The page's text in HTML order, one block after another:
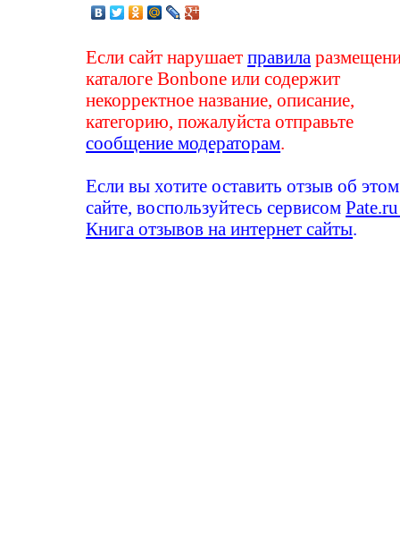
Если сайт нарушаетправила
каталоге Bonbone или содержит
некорректное название, описание,
категорию, пожалуйста отправьте
сообщение модераторам
Если вы хотите оставить отзыв об этом
сайте, воспользуйтесь сервисом
Книга отзывов на интернет сайты